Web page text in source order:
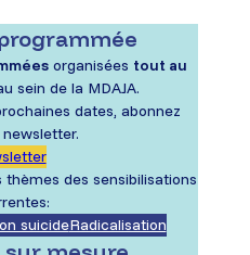
organisées tout au
sein de la MDAJA.
dates, abonnez
des sensibilisations
suicideRadicalisation